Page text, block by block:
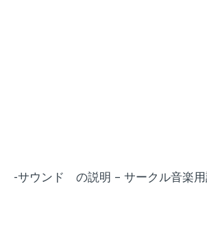
-サウンド の説明 – サークル音楽